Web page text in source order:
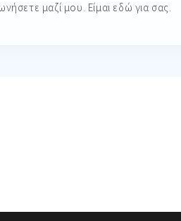
μαζί μου. Είμαι εδώ για σας.